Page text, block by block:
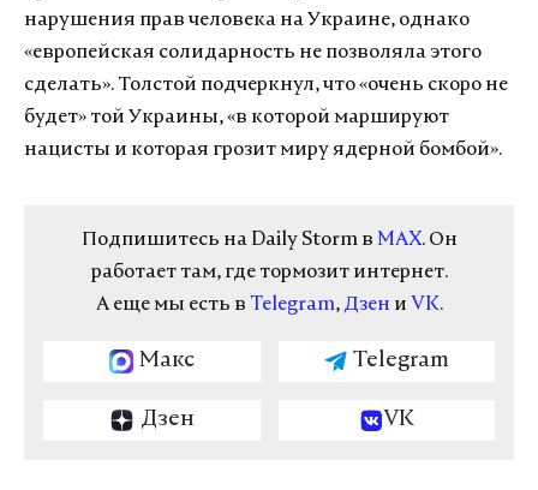
нарушения прав человека на Украине, однако
«европейская солидарность не позволяла этого
сделать». Толстой подчеркнул, что «очень скоро не
будет» той Украины, «в которой маршируют
нацисты и которая грозит миру ядерной бомбой».
Подпишитесь на Daily Storm в MAX. Он
работает там, где тормозит интернет.
А еще мы есть в Telegram, Дзен и VK.
Макс Telegram
Дзен VK